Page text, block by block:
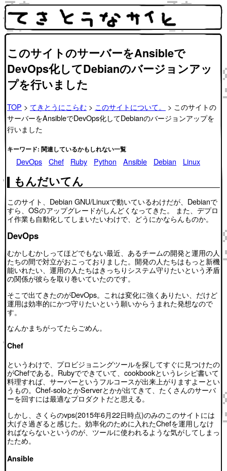
このサイトのサーバーをAnsibleで
DevOps化してDebianのバージョンアッ
プを行いました
TOP > てきとうにこらむ > このサイトについて。
> このサイトの
サーバーをAnsibleでDevOps化してDebianのバージョンアップを
行いました
キーワード: 関連しているかもしれない一覧
DevOps Chef Ruby Python Ansible Debian Linux
もんだいてん
このサイト、Debian GNU/Linuxで動いているわけだが、Debianで
すら、OSのアップグレードがしんどくなってきた。 また、デプロ
イ作業も自動化してしまいたいわけで、どうにかならんものか。
DevOps
むかしむかしってほどでもない最近、あるチームの開発と運用の人
たちの間で対立がおこっておりました。開発の人たちはもっと新機
能いれたい、運用の人たちはきっちりシステム守りたいという矛盾
の関係が彼らを取り巻いていたのです。
そこで出てきたのがDevOps。これは変化に強くありたい、だけど
運用は効率的にかつ守りたいという願いからうまれた発想なので
す。
なんかまちがってたらごめん。
Chef
というわけで、プロビジョニングツールを探してすぐに見つけたの
がChefである。Rubyでできていて、cookbookというレシピ書いて
料理すれば、サーバーというフルコースが出来上がりますよーとい
うもの。Chef-soloとかServerとかが出てきて、たくさんのサーバ
ーを回すには最適なプロダクトだと思える。
しかし、さくらのvps(2015年6月22日時点)のみのこのサイトには
大げさ過ぎると感じた。効率化のために入れたChefを運用しなけ
ればならないというのが、ツールに使われるような気がしてしまっ
たため。
Ansible